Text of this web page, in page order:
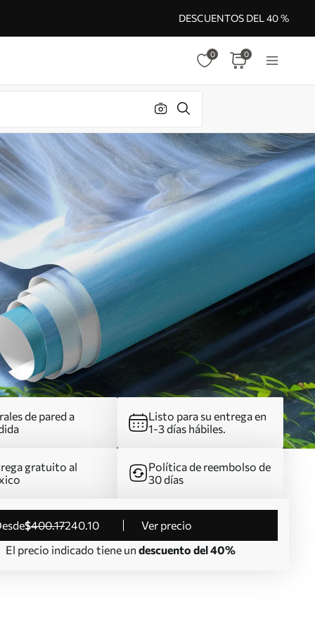
DESCUENTOS DEL 40 %
0 0
de pared a
Listo para su entrega en
1-3 días hábiles.
gratuito al
Política de reembolso de
30 días
desde$400.17240.10
Ver precio
El precio indicado tiene un descuento del 40%